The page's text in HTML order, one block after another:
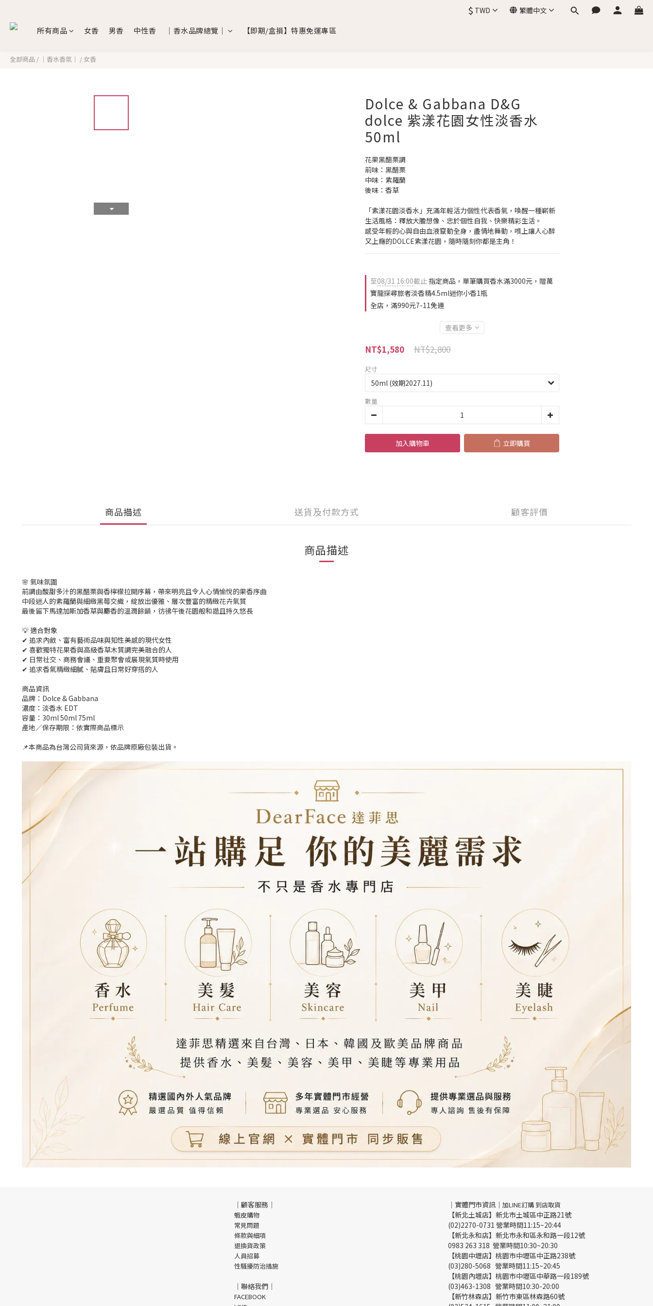
$ TWD 繁體中文
所有商品 女香 男香 中性香 ｜香水品牌總覽｜ 【即期/盒損】特惠免運專區
全部商品 / ｜香水香氛｜ / 女香
Dolce & Gabbana D&G
dolce 紫漾花園女性淡香水
50ml
花果黑醋栗調
前味：黑醋栗
中味：紫羅蘭
後味：香草
「紫漾花園淡香水」充滿年輕活力個性代表香氣，喚醒一種嶄新
生活風格：釋放大膽想像、忠於個性自我、快樂精彩生活。
感受年輕的心與自由血液竄動全身，盡情地舞動，噴上讓人心醉
又上癮的DOLCE紫漾花園，隨時隨刻你都是主角！
至08/31 16:00截止 指定商品，單筆購買香水滿3000元，贈萬
寶龍探尋旅者淡香精4.5ml迷你小香1瓶
全店，滿990元7-11免運
查看更多
NT$2,800
NT$1,580
尺寸
數量
加入購物車 立即購買
商品描述 送貨及付款方式 顧客評價
商品描述
🌸 氣味氛圍
前調由酸甜多汁的黑醋栗與香檸檬拉開序幕，帶來明亮且令人心情愉悅的果香序曲
中段迷人的紫羅蘭與細緻黑莓交織，綻放出優雅、層次豐富的精緻花卉氣質
最後留下馬達加斯加香草與麝香的溫潤餘韻，彷彿午後花園般和諧且持久悠長
💡 適合對象
✔ 追求內斂、富有藝術品味與知性美感的現代女性
✔ 喜歡獨特花果香與高級香草木質調完美融合的人
✔ 日常社交、商務會議、重要聚會或展現氣質時使用
✔ 追求香氣精緻細膩、貼膚且日常好穿搭的人
商品資訊
品牌：Dolce & Gabbana
濃度：淡香水 EDT
容量：30ml 50ml 75ml
產地／保存期限：依實際商品標示
📌本商品為台灣公司貨來源，依品牌原廠包裝出貨。
｜顧客服務｜
蝦皮購物
常見問題
條款與細項
退換貨政策
人員招募
性騷擾防治措施
｜聯絡我們｜
FACEBOOK
｜實體門市資訊｜ 加LINE訂購 到店取貨
【新北土城店】新北市土城區中正路21號
(02)2270-0731 營業時間11:15~20:44
【新北永和店】新北市永和區永和路一段12號
0983 263 318 營業時間10:30~20:30
【桃園中壢店】桃園市中壢區中正路238號
(03)280-5068 營業時間11:15~20:45
【桃園內壢店】桃園市中壢區中華路一段189號
(03)463-1308 營業時間10:30-20:00
【新竹林森店】新竹市東區林森路60號